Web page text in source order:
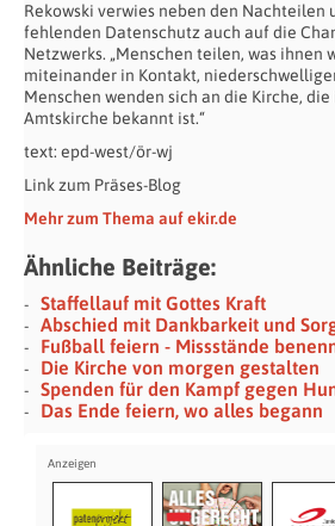
Rekowski verwies neben den Nachteilen
fehlenden Datenschutz auch auf die
Netzwerks. „Menschen teilen, was ihnen
miteinander in Kontakt,
Menschen wenden sich an die Kirche,
Amtskirche bekannt ist.“
text: epd-west/ör-wj
Link zum Präses-Blog
Mehr zum Thema auf ekir.de
Ähnliche Beiträge:
Staffellauf mit Gottes Kraft
Abschied mit Dankbarkeit und
Fußball feiern - Missstände
Die Kirche von morgen gestalten
Spenden für den Kampf gegen
Das Ende feiern, wo alles begann